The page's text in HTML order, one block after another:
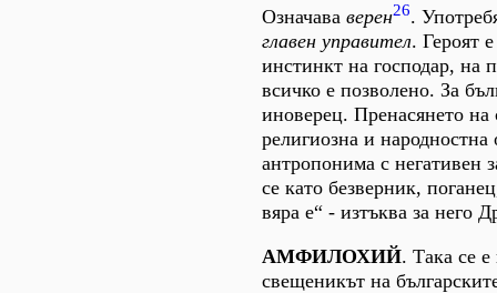
Означава верен26.
главен управител. Героят
инстинкт на господар, на
всичко е позволено. За
иноверец. Пренасянето на
религиозна и
антропонима с негативен
се като безверник,
вяра е“ - изтъква за него
АМФИЛОХИЙ. Така се е
свещеникът на